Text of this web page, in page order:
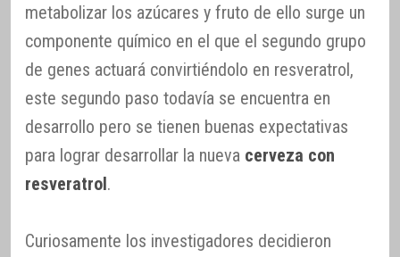
metabolizar los azúcares y fruto de ello surge un
componente químico en el que el segundo grupo
de genes actuará convirtiéndolo en resveratrol,
este segundo paso todavía se encuentra en
desarrollo pero se tienen buenas expectativas
para lograr desarrollar la nueva cerveza con
resveratrol.
Curiosamente los investigadores decidieron